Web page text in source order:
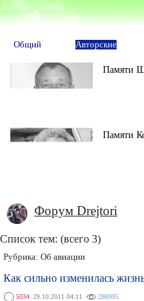
Общий Авторские
Памяти
Памяти
Форум Drejtori
Список тем: (всего 3)
Рубрика: Об авиации
Как сильно изменилась
5034 29.10.2011 04:11 286995